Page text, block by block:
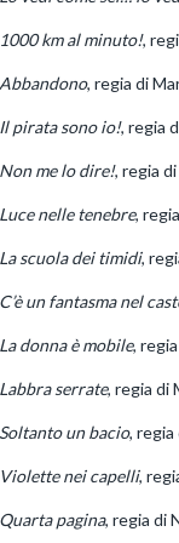
1000 km al minuto!,
Abbandono, regia di
Il pirata sono io!, regia
Non me lo dire!, regia
Luce nelle tenebre,
La scuola dei timidi,
C’è un fantasma nel
La donna è mobile,
Labbra serrate, regia di
Soltanto un bacio,
Violette nei capelli,
Quarta pagina, regia di